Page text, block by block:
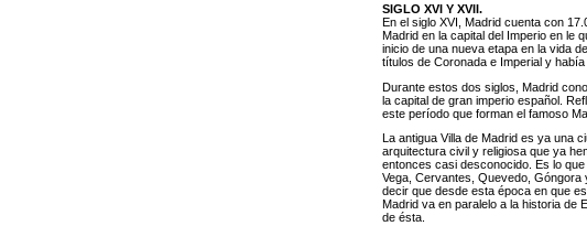
SIGLO XVI Y XVII.
En el siglo XVI, Madrid cuenta con
Madrid en la capital del Imperio en le
inicio de una nueva etapa en la vida
títulos de Coronada e Imperial y
Durante estos dos siglos, Madrid
la capital de gran imperio español.
este período que forman el famoso
La antigua Villa de Madrid es ya una
arquitectura civil y religiosa que ya
entonces casi desconocido. Es lo
Vega, Cervantes, Quevedo, Góngora
decir que desde esta época en que
Madrid va en paralelo a la historia de
de ésta.